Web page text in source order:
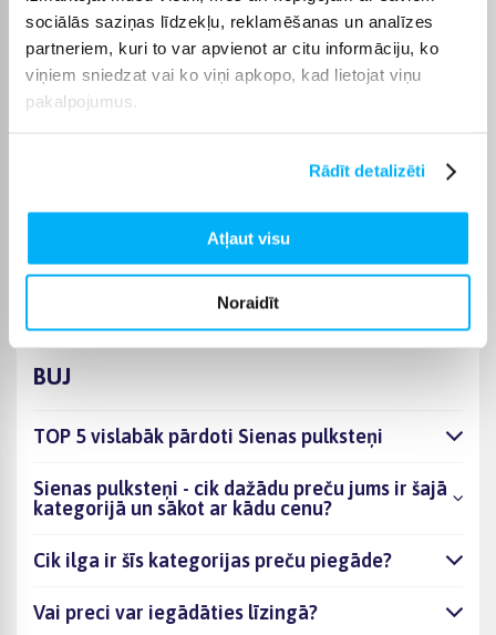
sociālās saziņas līdzekļu, reklamēšanas un analīzes
partneriem, kuri to var apvienot ar citu informāciju, ko
viņiem sniedzat vai ko viņi apkopo, kad lietojat viņu
pakalpojumus.
Rādīt detalizēti
Atļaut visu
Noraidīt
BIGBOX.LV piedāvā iespēju par pirkumu norēķināties 6
vienādos maksājumos, tāpēc izvēlēto preci iespējams
iegādāties ērtāk, sadalot maksājumu vairākās daļās. Piegāde
ir pieejama visā Latvijā: piegāde uz pakomātiem maksā no 2,99
€, bet pasūtījumiem virs 499 € piegāde uz pakomātu ir bez
Piemērotu preci no kategorijas Sienas pulksteņi piegādāsim
norādītajā termiņā, lai pirkumu internetā varētu saņemt jums
ērtā veidā.
BUJ
TOP 5 vislabāk pārdoti Sienas pulksteņi
Sienas pulksteņi - cik dažādu preču jums ir šajā
kategorijā un sākot ar kādu cenu?
Cik ilga ir šīs kategorijas preču piegāde?
Vai preci var iegādāties līzingā?